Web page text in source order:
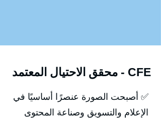
محقق الاحتيال المعتمد - CFE
✅ أصبحت الصورة عنصرًا أساسيًا في
الإعلام والتسويق وصناعة المحتوى